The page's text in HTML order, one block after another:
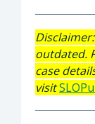
outdated.
case
visit